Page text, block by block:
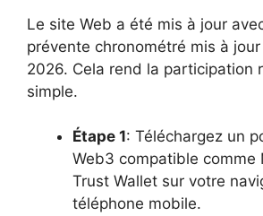
Le site Web a été mis à jour
prévente chronométré mis à jour
2026. Cela rend la participation
simple.
Étape 1: Téléchargez un
Web3 compatible comme
Trust Wallet sur votre
téléphone mobile.